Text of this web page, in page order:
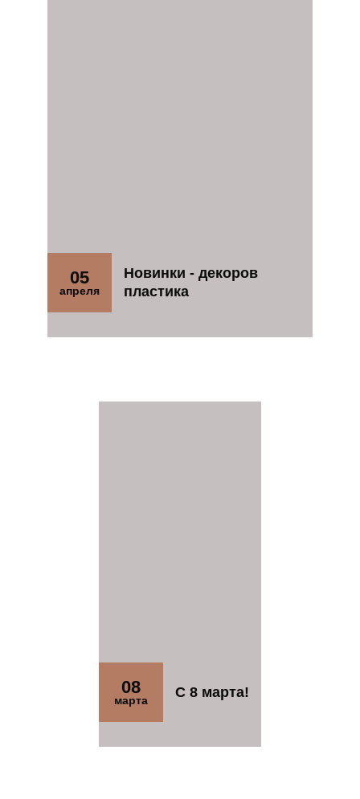
05
апреля
Новинки - декоров
пластика
08
марта С 8 марта!